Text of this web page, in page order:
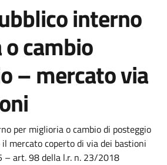
interno
cambio
– mercato via
notizia
per miglioria o cambio di posteggio
il mercato coperto di via dei bastioni
– art. 98 della l.r. n. 23/2018